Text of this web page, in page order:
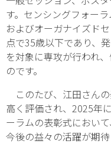
す。センシングフォー
およびオーガナイズド
点で35歳以下であり、
を対象に専攻が行われ
のです。
このたび、江田さん
高く評価され、2025年
ーラムの表彰式におい
今後の益々の活躍が期待